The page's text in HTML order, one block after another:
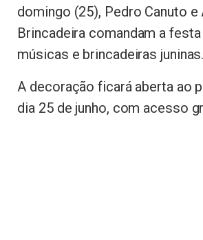
domingo (25), Pedro Canuto e
Brincadeira comandam a
músicas e brincadeiras juninas.
A decoração ficará aberta ao
dia 25 de junho, com acesso